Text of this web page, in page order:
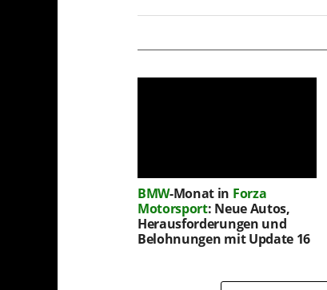
BMW-Monat in Forza
Motorsport: Neue Autos,
Herausforderungen und
Belohnungen mit Update 16